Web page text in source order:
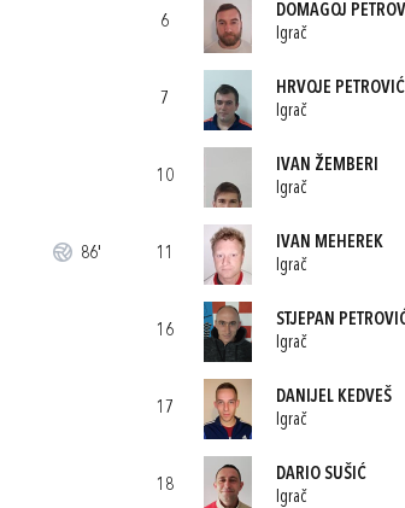
86'
6
DOMAGOJ
Igrač
7
HRVOJE PETROVIĆ
Igrač
10
IVAN ŽEMBERI
Igrač
11
IVAN MEHEREK
Igrač
16
STJEPAN
Igrač
17
DANIJEL KEDVEŠ
Igrač
18
DARIO SUŠIĆ
Igrač